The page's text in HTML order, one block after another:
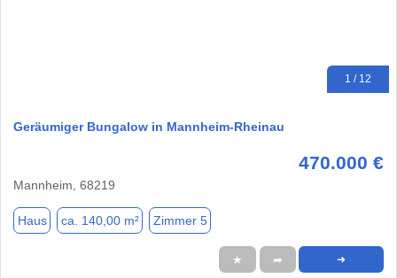
1 / 12
Geräumiger Bungalow in Mannheim-Rheinau
470.000 €
Mannheim, 68219
Haus ca. 140,00 m² Zimmer 5
★ ➦ ➜